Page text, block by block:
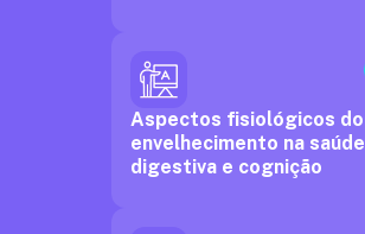
Aspectos fisiológicos do
envelhecimento na saúde
digestiva e cognição